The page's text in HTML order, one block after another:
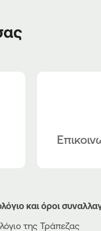
και όροι
της Τράπεζας